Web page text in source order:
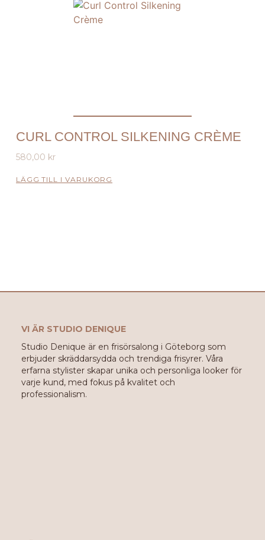
CURL CONTROL SILKENING CRÈME
580,00 kr
LÄGG TILL I VARUKORG
VI ÄR STUDIO DENIQUE
Studio Denique är en frisörsalong i Göteborg som
erbjuder skräddarsydda och trendiga frisyrer. Våra
erfarna stylister skapar unika och personliga looker för
varje kund, med fokus på kvalitet och
professionalism.